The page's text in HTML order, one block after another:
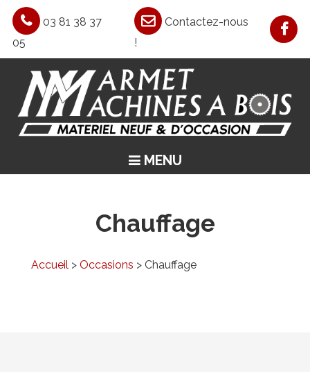
03 81 38 37
05
Contactez-nous
!
ACCUEIL
MACHINES CLASSIQUES
MENU
Chauffage
Accueil > Occasions > Chauffage